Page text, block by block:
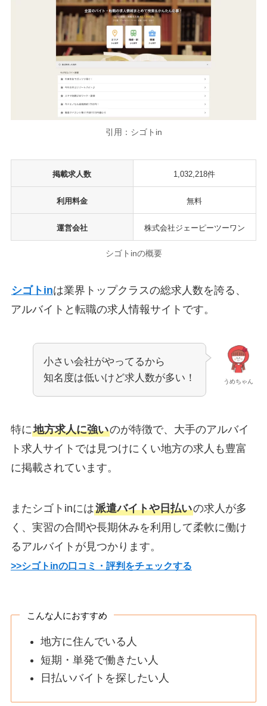
引用：シゴトin
掲載求人数 1,032,218件
利用料金 無料
運営会社 株式会社ジェーピーツーワン
シゴトinの概要
シゴトinは業界トップクラスの総求人数を誇る、
アルバイトと転職の求人情報サイトです。
うめちゃん
小さい会社がやってるから
知名度は低いけど求人数が多い！
特に地方求人に強いのが特徴で、大手のアルバイ
ト求人サイトでは見つけにくい地方の求人も豊富
に掲載されています。
またシゴトinには派遣バイトや日払いの求人が多
く、実習の合間や長期休みを利用して柔軟に働け
るアルバイトが見つかります。
>>シゴトinの口コミ・評判をチェックする
こんな人におすすめ
地方に住んでいる人
短期・単発で働きたい人
日払いバイトを探したい人